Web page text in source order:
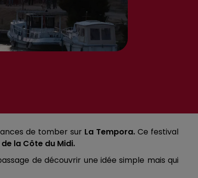
de tomber sur La Tempora. Ce festival
la Côte du Midi.
de découvrir une idée simple mais qui